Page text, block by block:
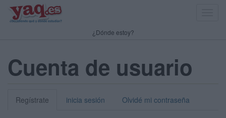
¿Dónde estoy?
Cuenta de usuario
Regístrate inicia sesión Olvidé mi contraseña